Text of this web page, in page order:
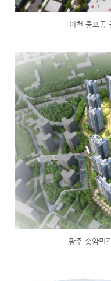
이천 증포동
광주 송암민